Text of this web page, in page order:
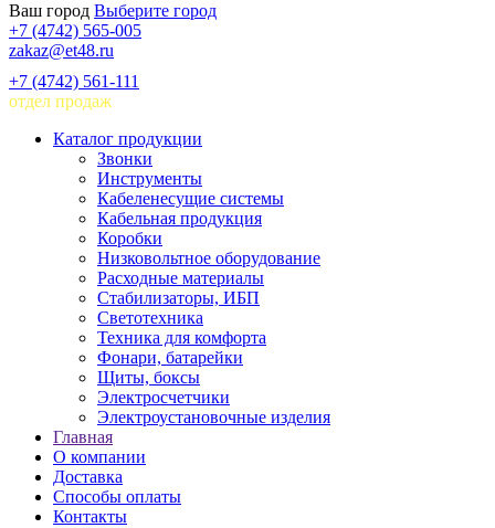
Ваш город Выберите город
+7 (4742) 565-005
zakaz@et48.ru
+7 (4742) 561-111
отдел продаж
Каталог продукции
Звонки
Инструменты
Кабеленесущие системы
Кабельная продукция
Коробки
Низковольтное оборудование
Расходные материалы
Стабилизаторы, ИБП
Светотехника
Техника для комфорта
Фонари, батарейки
Щиты, боксы
Электросчетчики
Электроустановочные изделия
Главная
О компании
Доставка
Способы оплаты
Контакты